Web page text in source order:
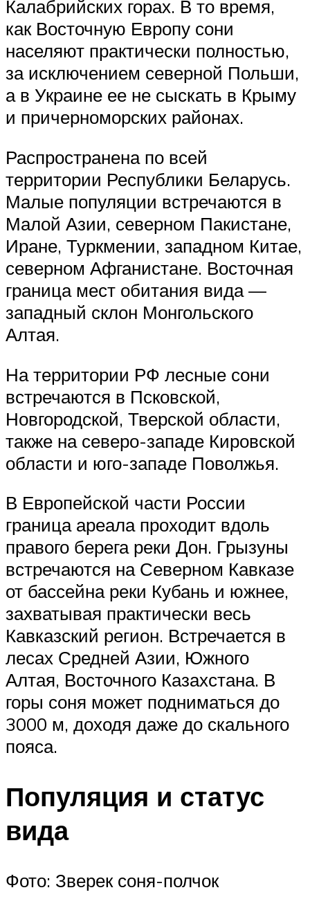
Калабрийских горах. В то время,
как Восточную Европу сони
населяют практически полностью,
за исключением северной Польши,
а в Украине ее не сыскать в Крыму
и причерноморских районах.
Распространена по всей
территории Республики Беларусь.
Малые популяции встречаются в
Малой Азии, северном Пакистане,
Иране, Туркмении, западном Китае,
северном Афганистане. Восточная
граница мест обитания вида —
западный склон Монгольского
Алтая.
На территории РФ лесные сони
встречаются в Псковской,
Новгородской, Тверской области,
также на северо-западе Кировской
области и юго-западе Поволжья.
В Европейской части России
граница ареала проходит вдоль
правого берега реки Дон. Грызуны
встречаются на Северном Кавказе
от бассейна реки Кубань и южнее,
захватывая практически весь
Кавказский регион. Встречается в
лесах Средней Азии, Южного
Алтая, Восточного Казахстана. В
горы соня может подниматься до
3000 м, доходя даже до скального
пояса.
Популяция и статус
вида
Фото: Зверек соня-полчок